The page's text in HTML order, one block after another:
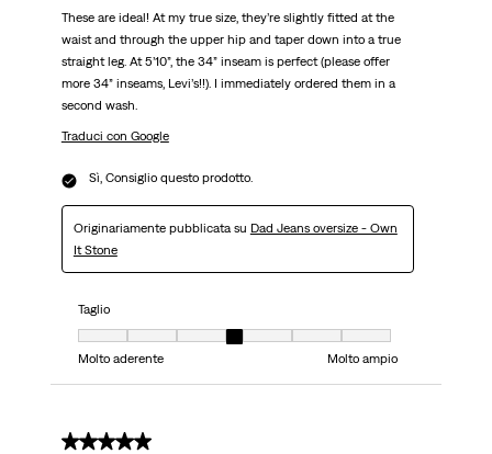
These are ideal! At my true size, they’re slightly fitted at the
waist and through the upper hip and taper down into a true
straight leg. At 5’10”, the 34” inseam is perfect (please offer
more 34” inseams, Levi’s!!). I immediately ordered them in a
second wash.
Traduci con Google
Sì, Consiglio questo prodotto.
Originariamente pubblicata su Dad Jeans oversize - Own
It Stone
Taglio
Taglio, 4 su 7, dove 1 è uguale a Molto aderente e 7 è uguale a Molto
Molto aderente
Molto ampio
5 su 5 stelle.